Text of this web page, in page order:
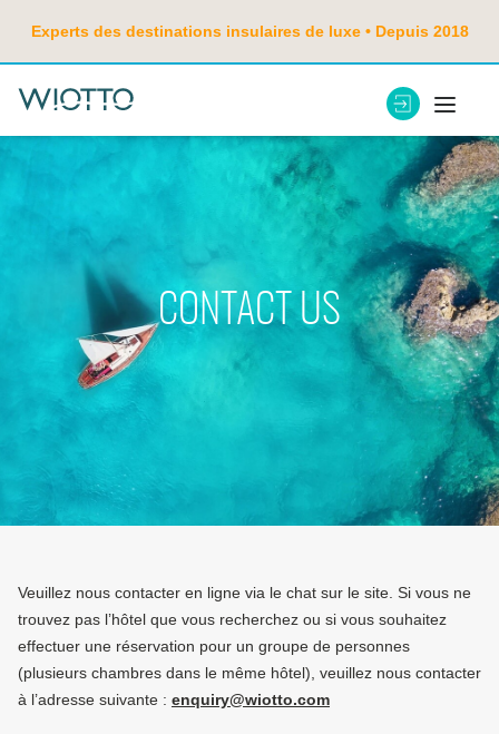
Experts des destinations insulaires de luxe • Depuis 2018
CONTACT US
Veuillez nous contacter en ligne via le chat sur le site. Si vous ne
trouvez pas l’hôtel que vous recherchez ou si vous souhaitez
effectuer une réservation pour un groupe de personnes
(plusieurs chambres dans le même hôtel), veuillez nous contacter
à l’adresse suivante : enquiry@wiotto.com